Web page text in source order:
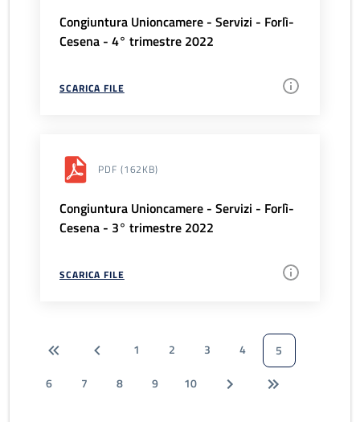
Congiuntura Unioncamere - Servizi - Forlì-
Cesena - 4° trimestre 2022
SCARICA FILE
PDF (162KB)
Congiuntura Unioncamere - Servizi - Forlì-
Cesena - 3° trimestre 2022
SCARICA FILE
1 2 3 4
5
6
7 8 9 10